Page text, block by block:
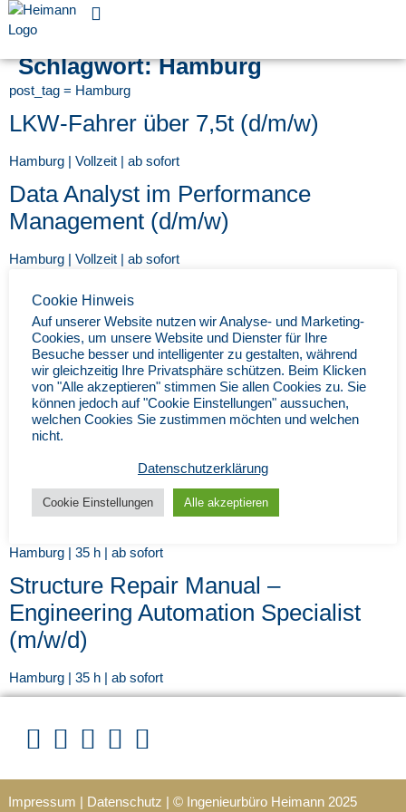
Schlagwort:Hamburg
post_tag = Hamburg
LKW-Fahrer über 7,5t (d/m/w)
Hamburg | Vollzeit | ab sofort
Data Analyst im Performance
Management (d/m/w)
Hamburg | Vollzeit | ab sofort
Kommissionierer 1 (m/w/d)/
Versandvorbereiter ohne Stapler
(m/w/d) EG2
Hamburg | Vollzeit | ab sofort
Buyer for Research and Technologies
(m/w/d)
Zollsachbearbeiter (m/w/d)
Hamburg | 35 h | ab sofort
Structure Repair Manual –
Engineering Automation Specialist
(m/w/d)
Hamburg | 35 h | ab sofort
Impressum | Datenschutz | © Ingenieurbüro Heimann 2025
Cookie Hinweis
Auf unserer Website nutzen wir Analyse- und Marketing-
Cookies, um unsere Website und Dienster für Ihre
Besuche besser und intelligenter zu gestalten, während
wir gleichzeitig Ihre Privatsphäre schützen. Beim Klicken
von "Alle akzeptieren" stimmen Sie allen Cookies zu. Sie
können jedoch auf "Cookie Einstellungen" aussuchen,
welchen Cookies Sie zustimmen möchten und welchen
nicht.
Datenschutzerklärung
Cookie Einstellungen Alle akzeptieren